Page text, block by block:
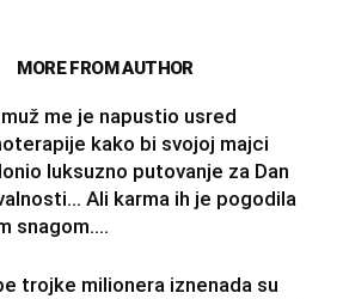
MORE FROM AUTHOR
me je napustio usred
kako bi svojoj majci
luksuzno putovanje za Dan
Ali karma ih je pogodila
snagom....
trojke milionera iznenada su